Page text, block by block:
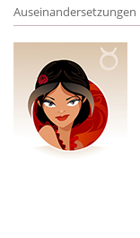
Auseinandersetzungen